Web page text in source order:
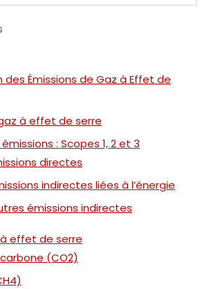
Émissions de Gaz à Effet de
à effet de serre
: Scopes 1, 2 et 3
directes
indirectes liées à l’énergie
émissions indirectes
effet de serre
(CO2)